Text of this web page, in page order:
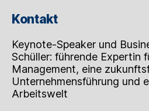
Kontakt
Keynote-Speaker und
Schüller: führende Expertin
Management, eine
Unternehmensführung und
Arbeitswelt